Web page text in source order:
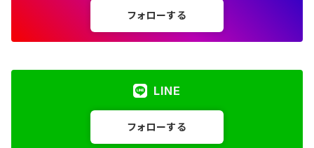
フォローする
LINE
フォローする